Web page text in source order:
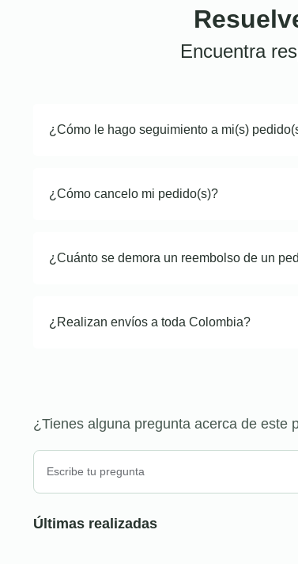
Encuentra
¿Cómo le hago seguimiento a mi(s)
¿Cómo cancelo mi pedido(s)?
¿Cuánto se demora un reembolso de un
¿Realizan envíos a toda Colombia?
¿Tienes alguna pregunta acerca de este
Últimas realizadas